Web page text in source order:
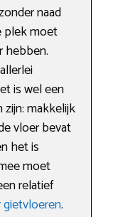
naad
plek moet
hebben.
is wel een
zijn: makkelijk
vloer bevat
het is
moet
relatief
.